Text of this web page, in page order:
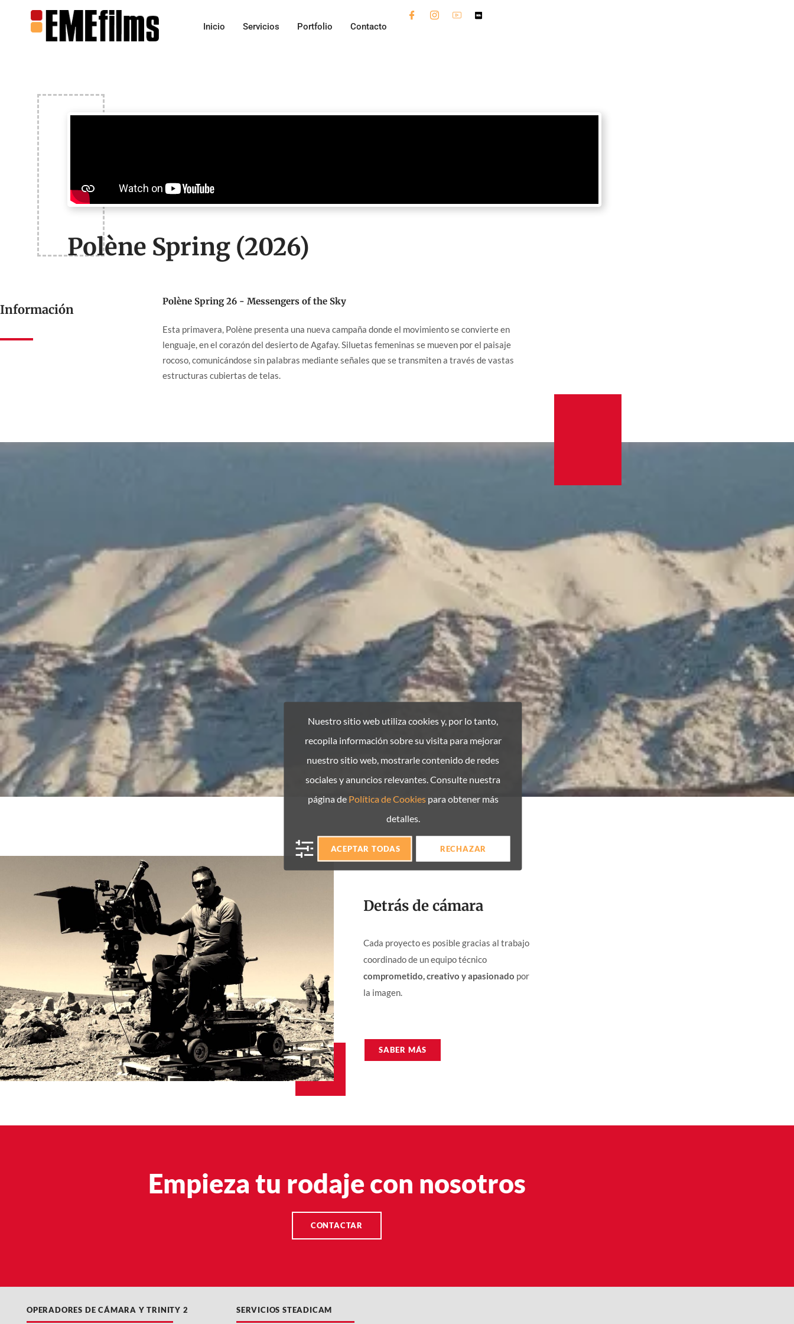
Inicio Servicios Portfolio Contacto
Polène Spring (2026)
Información
Polène Spring 26 - Messengers of the Sky
Esta primavera, Polène presenta una nueva campaña donde el movimiento se convierte en
lenguaje, en el corazón del desierto de Agafay. Siluetas femeninas se mueven por el paisaje
rocoso, comunicándose sin palabras mediante señales que se transmiten a través de vastas
estructuras cubiertas de telas.
Detrás de cámara
Cada proyecto es posible gracias al trabajo
coordinado de un equipo técnico
comprometido, creativo y apasionado por
la imagen.
SABER MÁS
Empieza tu rodaje con nosotros
CONTACTAR
OPERADORES DE CÁMARA Y TRINITY 2 SERVICIOS STEADICAM
Nuestro sitio web utiliza cookies y, por lo tanto,
recopila información sobre su visita para mejorar
nuestro sitio web, mostrarle contenido de redes
sociales y anuncios relevantes. Consulte nuestra
página de Política de Cookiespara obtener más
detalles.
ACEPTAR TODAS RECHAZAR